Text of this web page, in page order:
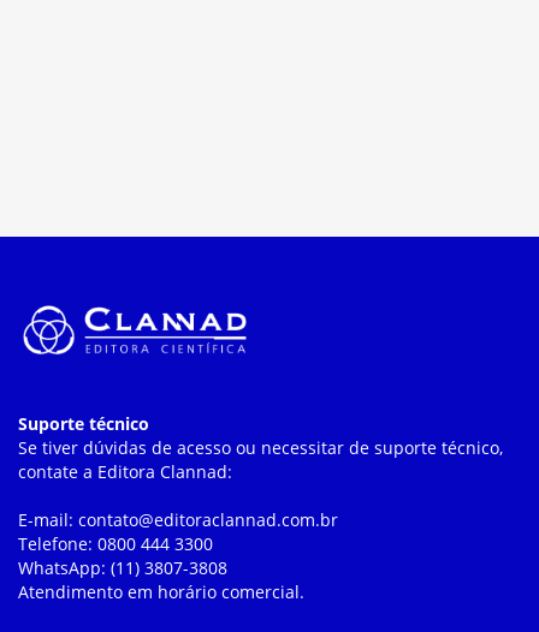
Suporte técnico
Se tiver dúvidas de acesso ou necessitar de suporte técnico,
contate a Editora Clannad:
E-mail: contato@editoraclannad.com.br
Telefone: 0800 444 3300
WhatsApp: (11) 3807-3808
Atendimento em horário comercial.